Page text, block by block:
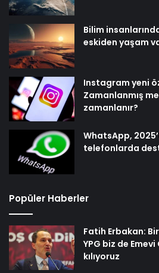
Bilim
eskiden yaşam
Instagram yeni
Zamanlanmış
zamanlanır?
WhatsApp,
telefonlarda
Popüler Haberler
Fatih Erbakan:
YPG biz de
kılıyoruz